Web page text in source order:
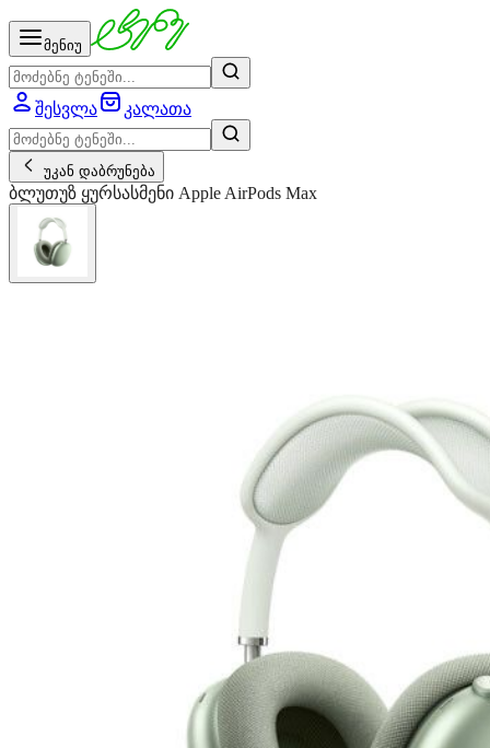
მენიუ
შესვლა კალათა
უკან დაბრუნება
ბლუთუზ ყურსასმენი Apple AirPods Max